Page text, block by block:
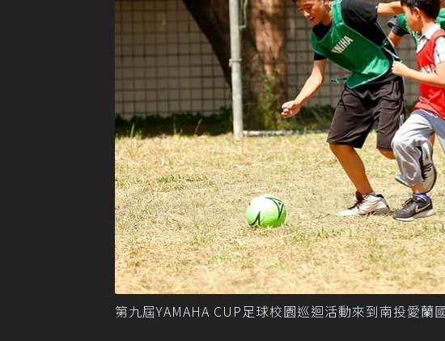
第九屆YAMAHA CUP足球校園巡迴活動來到南投愛蘭